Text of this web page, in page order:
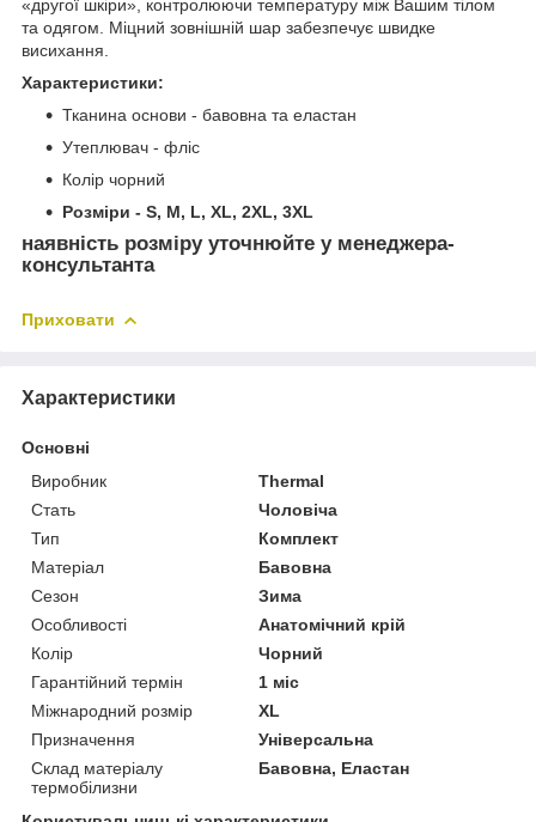
«другої шкіри», контролюючи температуру між Вашим тілом
та одягом. Міцний зовнішній шар забезпечує швидке
висихання.
Характеристики:
Тканина основи - бавовна та еластан
Утеплювач - фліс
Колір чорний
Розміри - S, M, L, XL, 2XL, 3XL
наявність розміру уточнюйте у менеджера-
консультанта
Приховати
Характеристики
Основні
Виробник
Thermal
Стать
Чоловіча
Тип
Комплект
Матеріал
Бавовна
Сезон
Зима
Особливості
Анатомічний крій
Колір
Чорний
Гарантійний термін
1 міс
Міжнародний розмір
XL
Призначення
Універсальна
Склад матеріалу
термобілизни
Бавовна, Еластан